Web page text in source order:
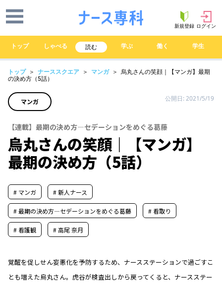
新規登録 ログイン
トップ しゃべる 読む 学ぶ 働く 学生
トップ ＞ ナーススクエア ＞ マンガ ＞ 烏丸さんの笑顔｜【マンガ】最期
の決め方（5話）
マンガ 公開日: 2021/5/19
【連載】最期の決め方―セデーションをめぐる葛藤
烏丸さんの笑顔｜【マンガ】
最期の決め方（5話）
# マンガ # 新人ナース
# 最期の決め方―セデーションをめぐる葛藤 # 看取り
# 看護観 # 高尾 奈月
覚醒を促しせん妄悪化を予防するため、ナースステーションで過ごすこ
とも増えた烏丸さん。虎谷が検査出しから戻ってくると、ナースステー